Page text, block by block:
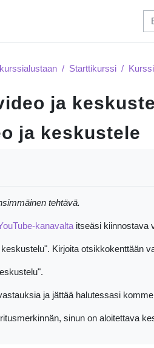
Starttikurssi
ja
ja keskustele
tehtävä.
kanavalta itseäsi kiinnostava
Kirjoita otsikkokenttään
ja jättää halutessasi
sinun on aloitettava